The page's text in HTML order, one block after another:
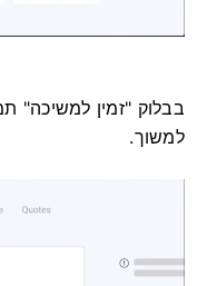
בבלוק "זמין למשיכה"
למשוך.